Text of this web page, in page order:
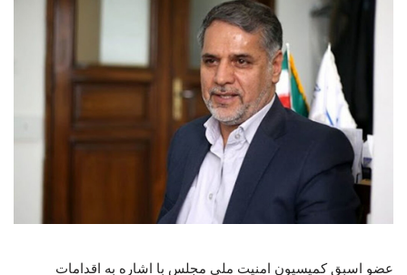
عضو اسبق کمیسیون امنیت ملی مجلس با اشاره به اقدامات